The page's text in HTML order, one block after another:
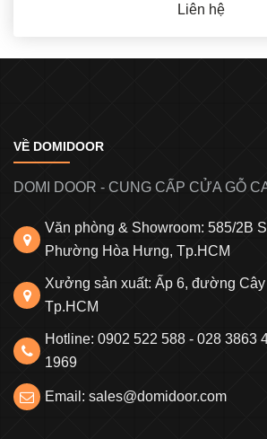
Liên hệ
VỀ DOMIDOOR
DOMI DOOR - CUNG CẤP CỬA GỖ
Văn phòng & Showroom: 585/2B
Phường Hòa Hưng, Tp.HCM
Xưởng sản xuất: Ấp 6, đường
Tp.HCM
Hotline: 0902 522 588 - 028 3863
1969
Email: sales@domidoor.com